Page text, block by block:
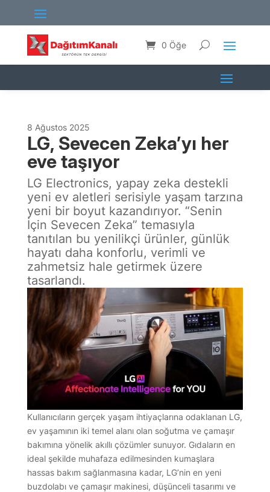
0 Öğe
8 Ağustos 2025
LG, Sevecen Zeka’yı her
eve taşıyor
LG Electronics, yapay zeka destekli
yeni ev aletleri serisiyle yaşam tarzına
yeni bir boyut kazandırıyor. “Senin
İçin Sevecen Zeka” temasıyla
tanıtılan bu yenilikçi ürünler, günlük
hayatı daha konforlu, verimli ve
zahmetsiz hale getirmek üzere
tasarlandı.
Kullanıcıların gerçek yaşam ihtiyaçlarına odaklanan LG,
ev yaşamının iki temel alanı olan soğutma ve çamaşır
bakımına yönelik akıllı çözümler sunuyor. Gıdaların en
ideal şekilde muhafaza edilmesinden kumaşlara
hassas bakım sağlanmasına kadar, LG’nin en yeni
buzdolabı ve çamaşır makinesi, düşünceli tasarımı ve